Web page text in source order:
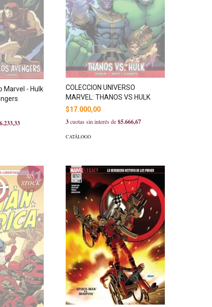
Marvel - Hulk
COLECCION UNIVERSO
MARVEL: THANOS VS HULK
$17.000,00
3cuotas sin interés de$5.666,67
CATÁLOGO
SIN
STOCK